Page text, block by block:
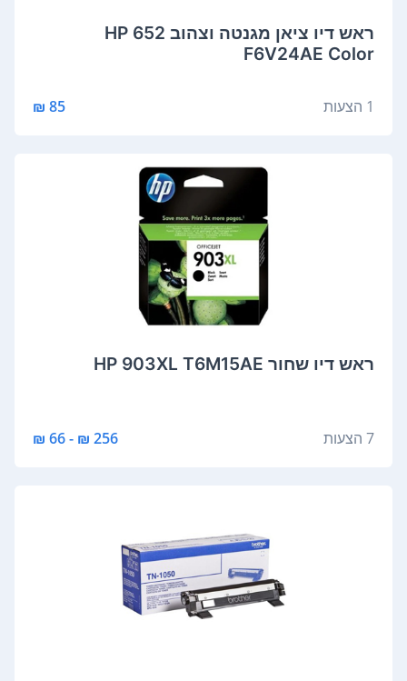
‏ראש דיו ‏ציאן מגנטה וצהוב HP 652
F6V24AE Color
1 הצעות 85 ₪
‏ראש דיו ‏שחור HP 903XL T6M15AE
7 הצעות 256 ₪ - 66 ₪